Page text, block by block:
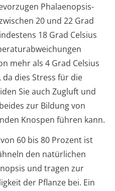
Phalaenopsis-
20 und 22 Grad
18 Grad Celsius
mehr als 4 Grad Celsius
dies Stress für die
Sie auch Zugluft und
zur Bildung von
Knospen führen kann.
60 bis 80 Prozent ist
den natürlichen
und tragen zur
der Pflanze bei. Ein